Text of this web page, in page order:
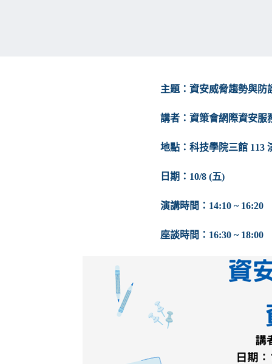
主題：資安威脅趨勢與防
講者： 資策會網際資安服
地點：科技學院三館 113
日期：10/8 (五)
演講時間：14:10 ~ 16:20
座談時間：16:30 ~ 18:00